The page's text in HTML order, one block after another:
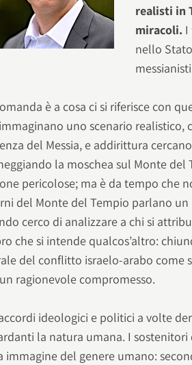
realisti in
miracoli. I
nello
è a cosa ci si riferisce con
uno scenario realistico,
del Messia, e addirittura
la moschea sul Monte
pericolose; ma è da tempo che
del Monte del Tempio parlano
cerco di analizzare a chi si
che si intende qualcos’altro:
del conflitto israelo-arabo come
ragionevole compromesso.
ideologici e politici a volte
la natura umana. I sostenitori
immagine del genere umano: